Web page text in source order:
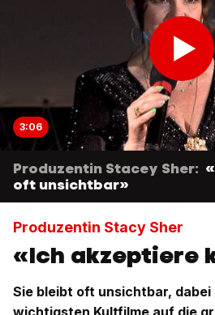
3:06
Produzentin Stacey Sher:
oft unsichtbar»
Produzentin Stacy Sher
«Ich akzeptiere
Sie bleibt oft unsichtbar, dabei
wichtigsten Kultfilme auf die